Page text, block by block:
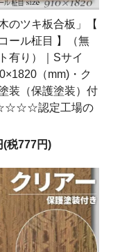
のツキ板合板」【
ール柾目 】（無
有り）｜Sサイ
（mm)・ク
装（保護塗装）付
認定工場の
(税777円)